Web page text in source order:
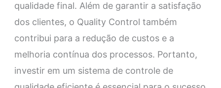
qualidade final. Além de garantir a satisfação
dos clientes, o Quality Control também
contribui para a redução de custos e a
melhoria contínua dos processos. Portanto,
investir em um sistema de controle de